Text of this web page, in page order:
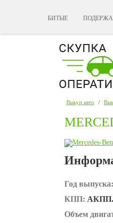
БИТЫЕ
Выкуп авто /
Год выпуска:
КПП: АКПП.
Объем